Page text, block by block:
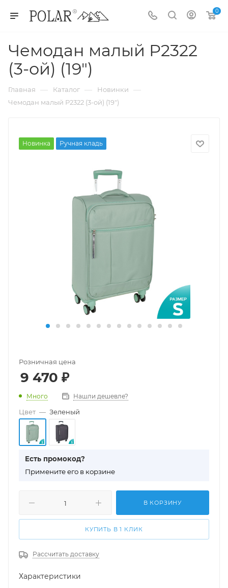
0
Чемодан малый Р2322
(3-ой) (19")
Главная — Каталог — Новинки —
Чемодан малый Р2322 (3-ой) (19")
Новинка Ручная кладь
Розничная цена
9 470 ₽
Много Нашли дешевле?
Цвет — Зеленый
Есть промокод?
Примените его в корзине
В КОРЗИНУ
КУПИТЬ В 1 КЛИК
Рассчитать доставку
Характеристики